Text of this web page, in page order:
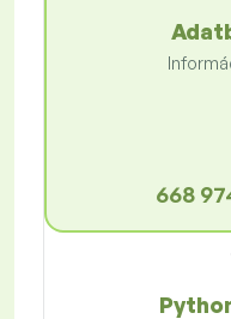
668